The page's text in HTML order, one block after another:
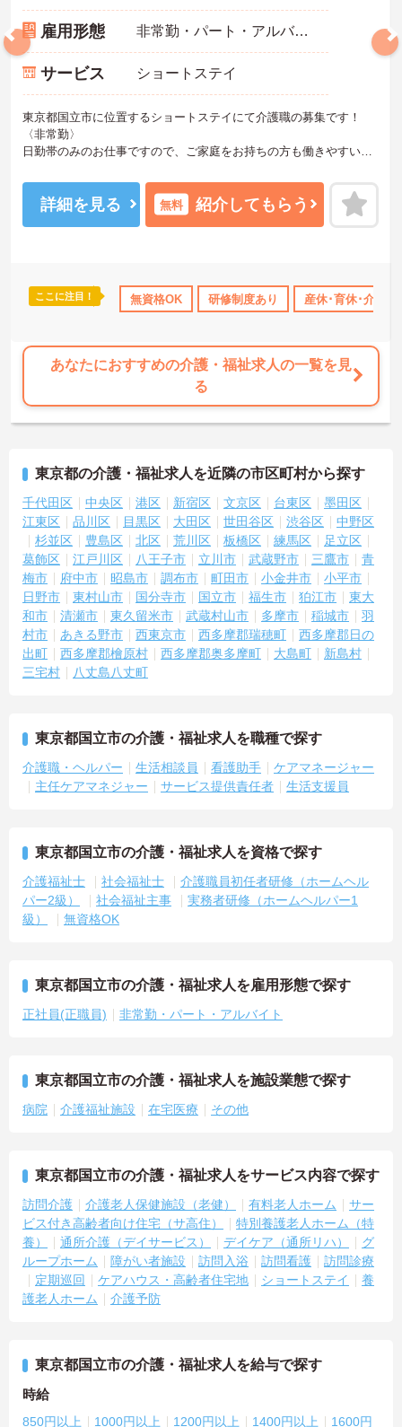
年間休日110日以上 研修制度あり 産休･育休･介護休暇取得実績あり
雇用形態 非常勤・パート・アルバイト
サービス ショートステイ
東京都国立市に位置するショートステイにて介護職の募集です！
〈非常勤〉
日勤帯のみのお仕事ですので、ご家庭をお持ちの方も働きやすい勤
勤務曜日は相談に応じますのでワークライフバランスを大切にしな
がら働いていただけます♪
ご興味のある方は、マイナビ介護職までお問い合わせください。
詳細を見る 無料 紹介してもらう
ここに注目！ 無資格OK 研修制度あり 産休･育休･介護
あなたにおすすめの介護・福祉求人の一覧を見
る
東京都の介護・福祉求人を近隣の市区町村から探す
千代田区 中央区 港区 新宿区 文京区 台東区
墨田区
江東区
品川区 目黒区 大田区 世田谷区 渋谷区
中野区
杉並区
豊島区 北区 荒川区 板橋区 練馬区
足立区
葛飾区
江戸川区 八王子市 立川市 武蔵野市 三鷹市
青
梅市
府中市 昭島市 調布市 町田市 小金井市
小平市
日野市
東村山市 国分寺市 国立市 福生市 狛江市
東大
和市
清瀬市 東久留米市 武蔵村山市 多摩市 稲城市
羽
村市
あきる野市 西東京市 西多摩郡瑞穂町
西多摩郡日の
出町
西多摩郡檜原村 西多摩郡奥多摩町 大島町
新島村
三宅村
八丈島八丈町
東京都国立市の介護・福祉求人を職種で探す
介護職・ヘルパー 生活相談員 看護助手
ケアマネージャー
主任ケアマネジャー
サービス提供責任者 生活支援員
東京都国立市の介護・福祉求人を資格で探す
介護福祉士 社会福祉士
介護職員初任者研修（ホームヘル
パー2級）
社会福祉主事
実務者研修（ホームヘルパー1
級）
無資格OK
東京都国立市の介護・福祉求人を雇用形態で探す
正社員(正職員) 非常勤・パート・アルバイト
東京都国立市の介護・福祉求人を施設業態で探す
病院 介護福祉施設 在宅医療 その他
東京都国立市の介護・福祉求人をサービス内容で探す
訪問介護 介護老人保健施設（老健） 有料老人ホーム
サー
ビス付き高齢者向け住宅（サ高住）
特別養護老人ホーム（特
養）
通所介護（デイサービス） デイケア（通所リハ）
グ
ループホーム
障がい者施設 訪問入浴 訪問看護
訪問診療
定期巡回
ケアハウス・高齢者住宅地 ショートステイ
養
護老人ホーム
介護予防
東京都国立市の介護・福祉求人を給与で探す
時給
850円以上 1000円以上 1200円以上 1400円以上
1600円